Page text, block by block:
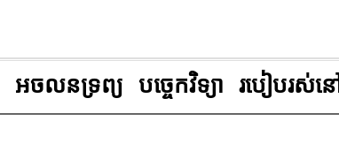
អចលនទ្រព្យ បច្ចេកវិទ្យា របៀបរស់ន